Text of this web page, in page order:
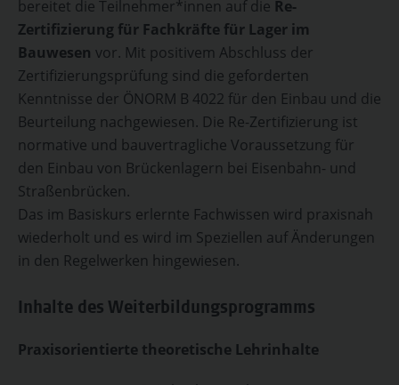
bereitet die Teilnehmer*innen auf die Re-
Zertifizierung für Fachkräfte für Lager im
Bauwesen vor. Mit positivem Abschluss der
Zertifizierungsprüfung sind die geforderten
Kenntnisse der ÖNORM B 4022 für den Einbau und die
Beurteilung nachgewiesen. Die Re-Zertifizierung ist
normative und bauvertragliche Voraussetzung für
den Einbau von Brückenlagern bei Eisenbahn- und
Straßenbrücken.
Das im Basiskurs erlernte Fachwissen wird praxisnah
wiederholt und es wird im Speziellen auf Änderungen
in den Regelwerken hingewiesen.
Inhalte des Weiterbildungsprogramms
Praxisorientierte theoretische Lehrinhalte